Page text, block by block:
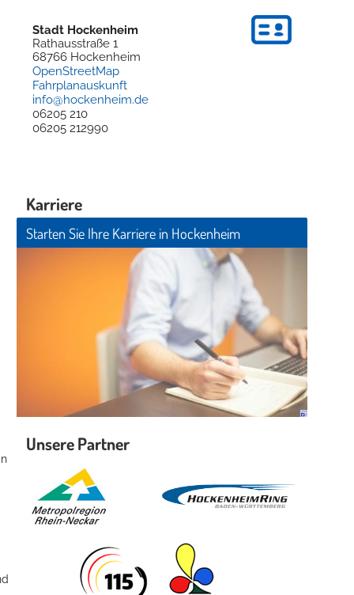
Stadt Hockenheim
Rathausstraße 1
68766 Hockenheim
OpenStreetMap
Fahrplanauskunft
info@hockenheim.de
06205 210
06205 212990
Karriere
Starten Sie Ihre Karriere in Hockenheim
Unsere Partner